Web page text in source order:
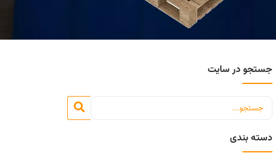
جستجو در سایت
دسته بندی